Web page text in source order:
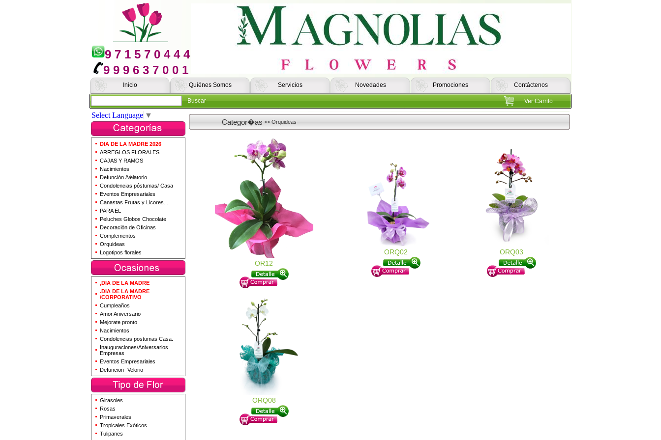
9 7 1 5 7 0 4 4 4
9 9 9 6 3 7 0 0 1
Inicio Quiénes Somos Servicios Novedades Promociones Contáctenos
Buscar Ver Carrito
Select Language ▼
DIA DE LA MADRE 2026
ARREGLOS FLORALES
CAJAS Y RAMOS
Nacimientos
Defunción /Velatorio
Condolencias póstumas/ Casa
Eventos Empresariales
Canastas Frutas y Licores....
PARA EL
Peluches Globos Chocolate
Decoración de Oficinas
Complementos
Orquideas
Logotipos florales
,DIA DE LA MADRE
.DIA DE LA MADRE
/CORPORATIVO
Cumpleaños
Amor Aniversario
Mejorate pronto
Nacimientos
Condolencias postumas Casa.
Inauguraciones/Aniversarios
Empresas
Eventos Empresariales
Defuncion- Velorio
Girasoles
Rosas
Primaverales
Tropicales Exóticos
Tulipanes
Categor�as >> Orquideas
OR12
ORQ02 ORQ03
ORQ08